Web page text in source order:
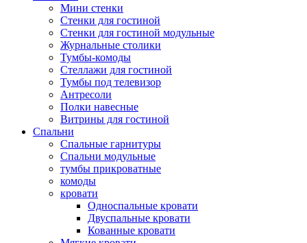
Мини стенки
Стенки для гостиной
Стенки для гостиной модульные
Журнальные столики
Тумбы-комоды
Стеллажи для гостиной
Тумбы под телевизор
Антресоли
Полки навесные
Витрины для гостиной
Спальни
Спальные гарнитуры
Спальни модульные
тумбы прикроватные
комоды
кровати
Односпальные кровати
Двуспальные кровати
Кованные кровати